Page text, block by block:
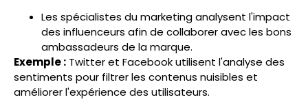
Les spécialistes du marketing analysent l'impact
des influenceurs afin de collaborer avec les bons
ambassadeurs de la marque.
Exemple : Twitter et Facebook utilisent l'analyse des
sentiments pour filtrer les contenus nuisibles et
améliorer l'expérience des utilisateurs.